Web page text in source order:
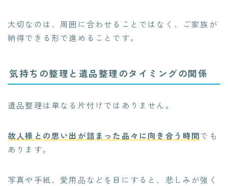
大切なのは、周囲に合わせることではなく、ご家族が
納得できる形で進めることです。
気持ちの整理と遺品整理のタイミングの関係
遺品整理は単なる片付けではありません。
故人様との思い出が詰まった品々に向き合う時間でも
あります。
写真や手紙、愛用品などを目にすると、悲しみが強く